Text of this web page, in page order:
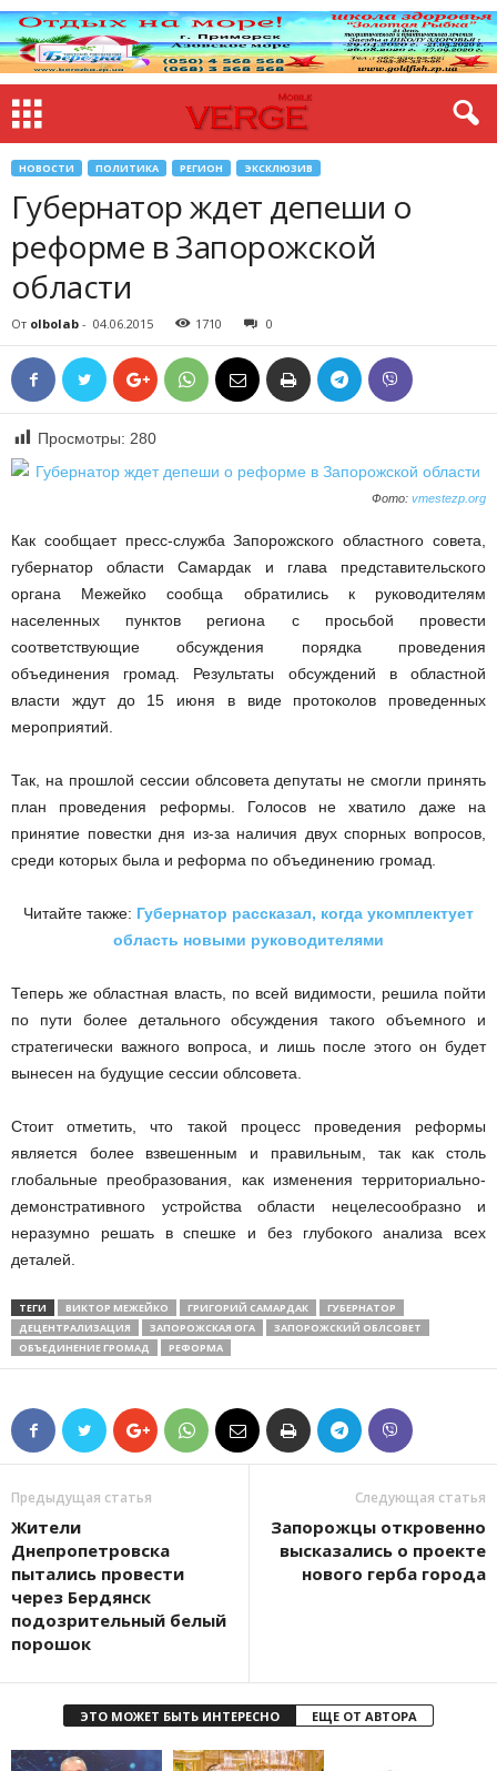
НОВОСТИ ПОЛИТИКА РЕГИОН ЭКСКЛЮЗИВ
Губернатор ждет депеши о
реформе в Запорожской
области
От olbolab - 04.06.2015 1710 0
Просмотры: 280
Фото: vmestezp.org
Как сообщает пресс-служба Запорожского областного совета,
губернатор области Самардак и глава представительского
органа Межейко сообща обратились к руководителям
населенных пунктов региона с просьбой провести
соответствующие обсуждения порядка проведения
объединения громад. Результаты обсуждений в областной
власти ждут до 15 июня в виде протоколов проведенных
мероприятий.
Так, на прошлой сессии облсовета депутаты не смогли принять
план проведения реформы. Голосов не хватило даже на
принятие повестки дня из-за наличия двух спорных вопросов,
среди которых была и реформа по объединению громад.
Читайте также: Губернатор рассказал, когда укомплектует
область новыми руководителями
Теперь же областная власть, по всей видимости, решила пойти
по пути более детального обсуждения такого объемного и
стратегически важного вопроса, и лишь после этого он будет
вынесен на будущие сессии облсовета.
Стоит отметить, что такой процесс проведения реформы
является более взвешенным и правильным, так как столь
глобальные преобразования, как изменения территориально-
демонстративного устройства области нецелесообразно и
неразумно решать в спешке и без глубокого анализа всех
деталей.
ТЕГИ ВИКТОР МЕЖЕЙКО ГРИГОРИЙ САМАРДАК
ГУБЕРНАТОР
ДЕЦЕНТРАЛИЗАЦИЯ
ЗАПОРОЖСКАЯ ОГА
ЗАПОРОЖСКИЙ ОБЛСОВЕТ
ОБЪЕДИНЕНИЕ ГРОМАД
РЕФОРМА
Предыдущая статья
Жители
Днепропетровска
пытались провести
через Бердянск
подозрительный белый
порошок
Следующая статья
Запорожцы откровенно
высказались о проекте
нового герба города
ЭТО МОЖЕТ БЫТЬ ИНТЕРЕСНО ЕЩЕ ОТ АВТОРА